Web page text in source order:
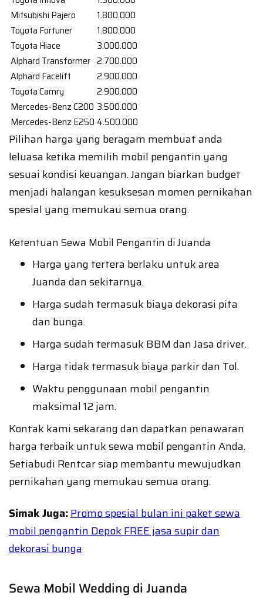
Mitsubishi Pajero
1.800.000
Toyota Fortuner
1.800.000
Toyota Hiace
3.000.000
Alphard Transformer 2.700.000
Alphard Facelift
2.900.000
Toyota Camry
2.900.000
Mercedes-Benz C200 3.500.000
Mercedes-Benz E250 4.500.000
Pilihan harga yang beragam membuat anda
leluasa ketika memilih mobil pengantin yang
sesuai kondisi keuangan. Jangan biarkan budget
menjadi halangan kesuksesan momen pernikahan
spesial yang memukau semua orang.
Ketentuan Sewa Mobil Pengantin di Juanda
Harga yang tertera berlaku untuk area
Juanda dan sekitarnya.
Harga sudah termasuk biaya dekorasi pita
dan bunga.
Harga sudah termasuk BBM dan Jasa driver.
Harga tidak termasuk biaya parkir dan Tol.
Waktu penggunaan mobil pengantin
maksimal 12 jam.
Kontak kami sekarang dan dapatkan penawaran
harga terbaik untuk sewa mobil pengantin Anda.
Setiabudi Rentcar siap membantu mewujudkan
pernikahan yang memukau semua orang.
Simak Juga:Promo spesial bulan ini paket sewa
mobil pengantin Depok FREE jasa supir dan
dekorasi bunga
Sewa Mobil Wedding di Juanda